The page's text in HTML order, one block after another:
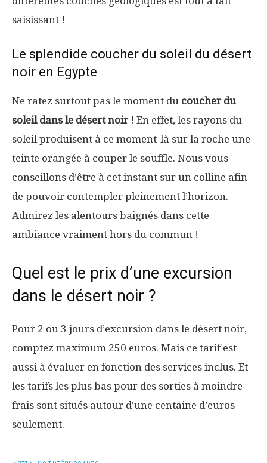
saisissant !
Le splendide coucher du soleil du désert
noir en Egypte
Ne ratez surtout pas le moment du coucher du
soleil dans le désert noir! En effet, les rayons du
soleil produisent à ce moment-là sur la roche une
teinte orangée à couper le souffle. Nous vous
conseillons d’être à cet instant sur un colline afin
de pouvoir contempler pleinement l’horizon.
Admirez les alentours baignés dans cette
ambiance vraiment hors du commun !
Quel est le prix d’une excursion
dans le désert noir ?
Pour 2 ou 3 jours d’excursion dans le désert noir,
comptez maximum 250 euros. Mais ce tarif est
aussi à évaluer en fonction des services inclus. Et
les tarifs les plus bas pour des sorties à moindre
frais sont situés autour d’une centaine d’euros
seulement.